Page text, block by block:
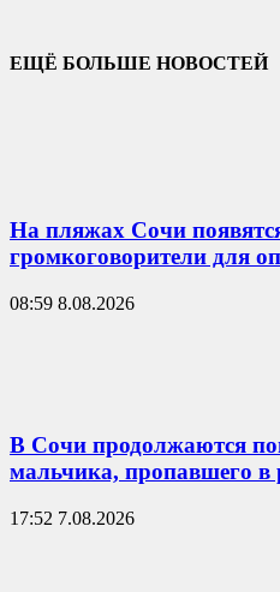
ЕЩЁ БОЛЬШЕ НОВОСТЕЙ
На пляжах Сочи
громкоговорители для
08:59 8.08.2026
В Сочи продолжаются
мальчика, пропавшего в
17:52 7.08.2026